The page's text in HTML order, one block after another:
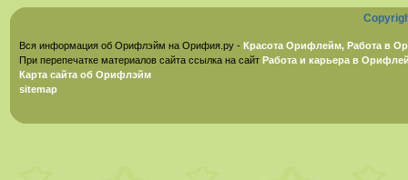
Вся информация об Орифлэйм на Орифия.ру - Красота Орифлейм, Работа в
При перепечатке материалов сайта ссылка на сайт Работа и карьера в
Карта сайта об Орифлэйм
sitemap